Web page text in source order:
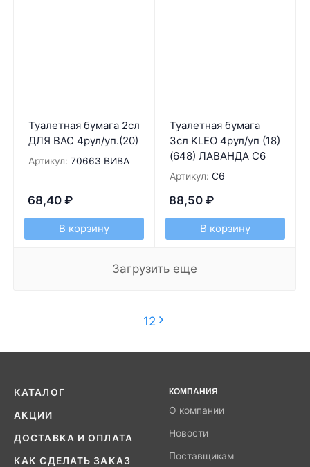
Туалетная бумага 2сл
ДЛЯ ВАС 4рул/уп.(20)
Артикул: 70663 ВИВА
68,40 ₽
В корзину
Туалетная бумага
3сл KLEO 4рул/уп (18)
(648) ЛАВАНДА С6
Артикул: С6
88,50 ₽
В корзину
Загрузить еще
12
КАТАЛОГ
АКЦИИ
ДОСТАВКА И ОПЛАТА
КАК СДЕЛАТЬ ЗАКАЗ
КОМПАНИЯ
О компании
Новости
Поставщикам